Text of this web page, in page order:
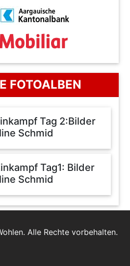
FOTOALBEN
Tag 2:Bilder
Schmid
Tag1: Bilder
Schmid
Alle Rechte vorbehalten.